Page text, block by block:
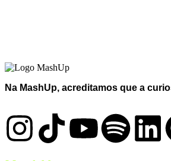
Na MashUp, acreditamos que a